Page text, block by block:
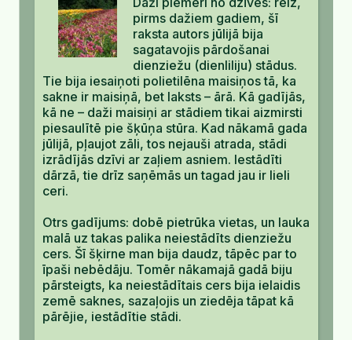
pirms dažiem gadiem, šī
raksta autors jūlijā bija
sagatavojis pārdošanai
dienziežu (dienliliju) stādus.
Tie bija iesaiņoti polietilēna maisiņos tā, ka
sakne ir maisiņā, bet laksts – ārā. Kā gadījās,
kā ne – daži maisiņi ar stādiem tikai aizmirsti
piesaulītē pie šķūņa stūra. Kad nākamā gada
jūlijā, pļaujot zāli, tos nejauši atrada, stādi
izrādījās dzīvi ar zaļiem asniem. Iestādīti
dārzā, tie drīz saņēmās un tagad jau ir lieli
ceri.
Otrs gadījums: dobē pietrūka vietas, un lauka
malā uz takas palika neiestādīts dienziežu
cers. Šī šķirne man bija daudz, tāpēc par to
īpaši nebēdāju. Tomēr nākamajā gadā biju
pārsteigts, ka neiestādītais cers bija ielaidis
zemē saknes, sazaļojis un ziedēja tāpat kā
pārējie, iestādītie stādi.